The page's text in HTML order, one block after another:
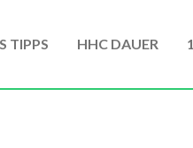
TIPPS HHC DAUER